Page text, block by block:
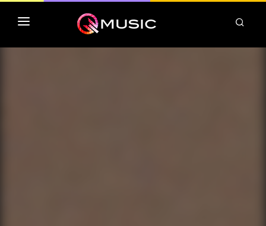
TOP MP3 ITUNES